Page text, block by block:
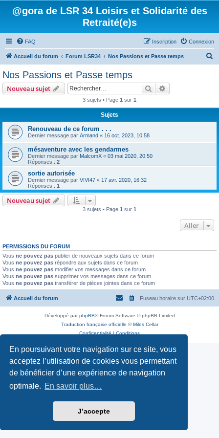
En poursuivant votre navigation sur ce site, vous
acceptez l’utilisation de cookies vous permettant
de bénéficier d’une expérience de navigation
optimale. En savoir plus…
J’accepte
@gora de LSR 34 Loisirs et Solidarité des
Retraité(e)s
FAQ Connexion
Inscription
Accueil du forum Forum LSR34 Nos Passions et Passe temps
Nos Passions et Passe temps
Nouveau sujet Rechercher
3 sujets • Page 1 sur 1
Sujets
Renouveau de ce forum . . .
Dernier message par Armand « 16 oct. 2023, 10:58
mésaventure avec les gendarmes
Dernier message par MalcomX « 03 mai 2020, 20:50
Réponses : 2
sortie autorisée
Dernier message par VIVI47 « 17 avr. 2020, 16:32
Réponses : 1
Nouveau sujet
3 sujets • Page 1 sur 1
Aller
PERMISSIONS DU FORUM
Vous ne pouvez pas publier de nouveaux sujets dans ce forum
Vous ne pouvez pas répondre aux sujets dans ce forum
Vous ne pouvez pas modifier vos messages dans ce forum
Vous ne pouvez pas supprimer vos messages dans ce forum
Vous ne pouvez pas transférer de pièces jointes dans ce forum
Accueil du forum Fuseau horaire sur UTC+02:00
Développé parphpBB® Forum Software © phpBB Limited
Traduction française officielle ©Miles Cellar
Confidentialité | Conditions